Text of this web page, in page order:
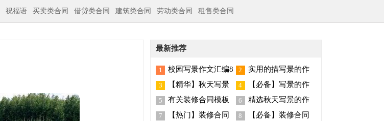
祝福语 买卖类合同 借贷类合同 建筑类合同 劳动类合同 租售类合同
最新推荐
1
校园写景作文汇编8
篇
2
实用的描写景的作
文400字5篇
3
【精华】秋天写景
作文八篇
4
【必备】写景的作
文合集十篇
5
有关装修合同模板
汇总七篇
6
精选秋天写景的作
文汇编9篇
7
【热门】装修合同
8
【必备】装修合同